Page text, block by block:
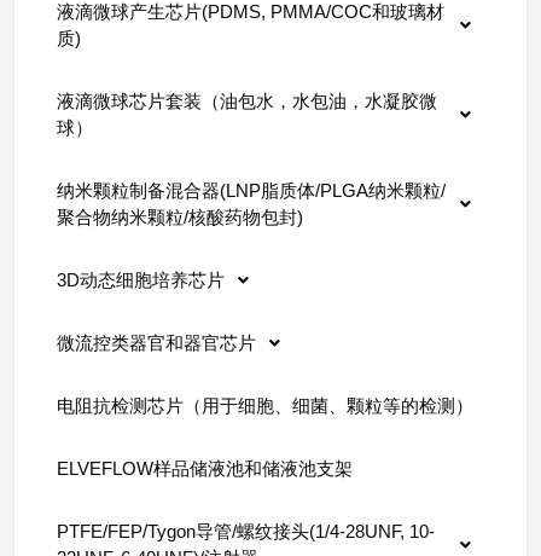
液滴微球产生芯片(PDMS, PMMA/COC和玻璃材
质)
液滴微球芯片套装（油包水，水包油，水凝胶微
球）
纳米颗粒制备混合器(LNP脂质体/PLGA纳米颗粒/
聚合物纳米颗粒/核酸药物包封)
3D动态细胞培养芯片
微流控类器官和器官芯片
电阻抗检测芯片（用于细胞、细菌、颗粒等的检测）
ELVEFLOW样品储液池和储液池支架
PTFE/FEP/Tygon导管/螺纹接头(1/4-28UNF, 10-